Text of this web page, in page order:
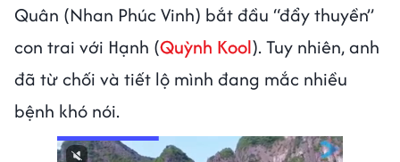
Quân (Nhan Phúc Vinh) bắt đầu “đẩy thuyền”
con trai với Hạnh (Quỳnh Kool). Tuy nhiên, anh
đã từ chối và tiết lộ mình đang mắc nhiều
bệnh khó nói.